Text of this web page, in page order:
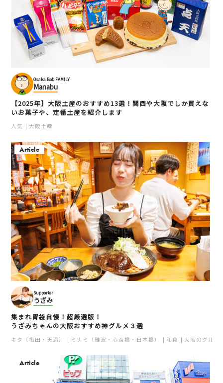
Osaka Bob FAMILY
Manabu
【2025年】大阪土産のおすすめ13選！関西や大阪でしか買えな
いお菓子や、定番土産を紹介します
人気 大阪土産
Article
Supporter
うざみ
集まれ胃袋自慢！超厳選版！
うざみちゃんの大阪おすすめ神グルメ３選
キタ（梅田・天満） ミナミ（難波・心斎橋・日本橋） 和食 大阪のグルメ
Article